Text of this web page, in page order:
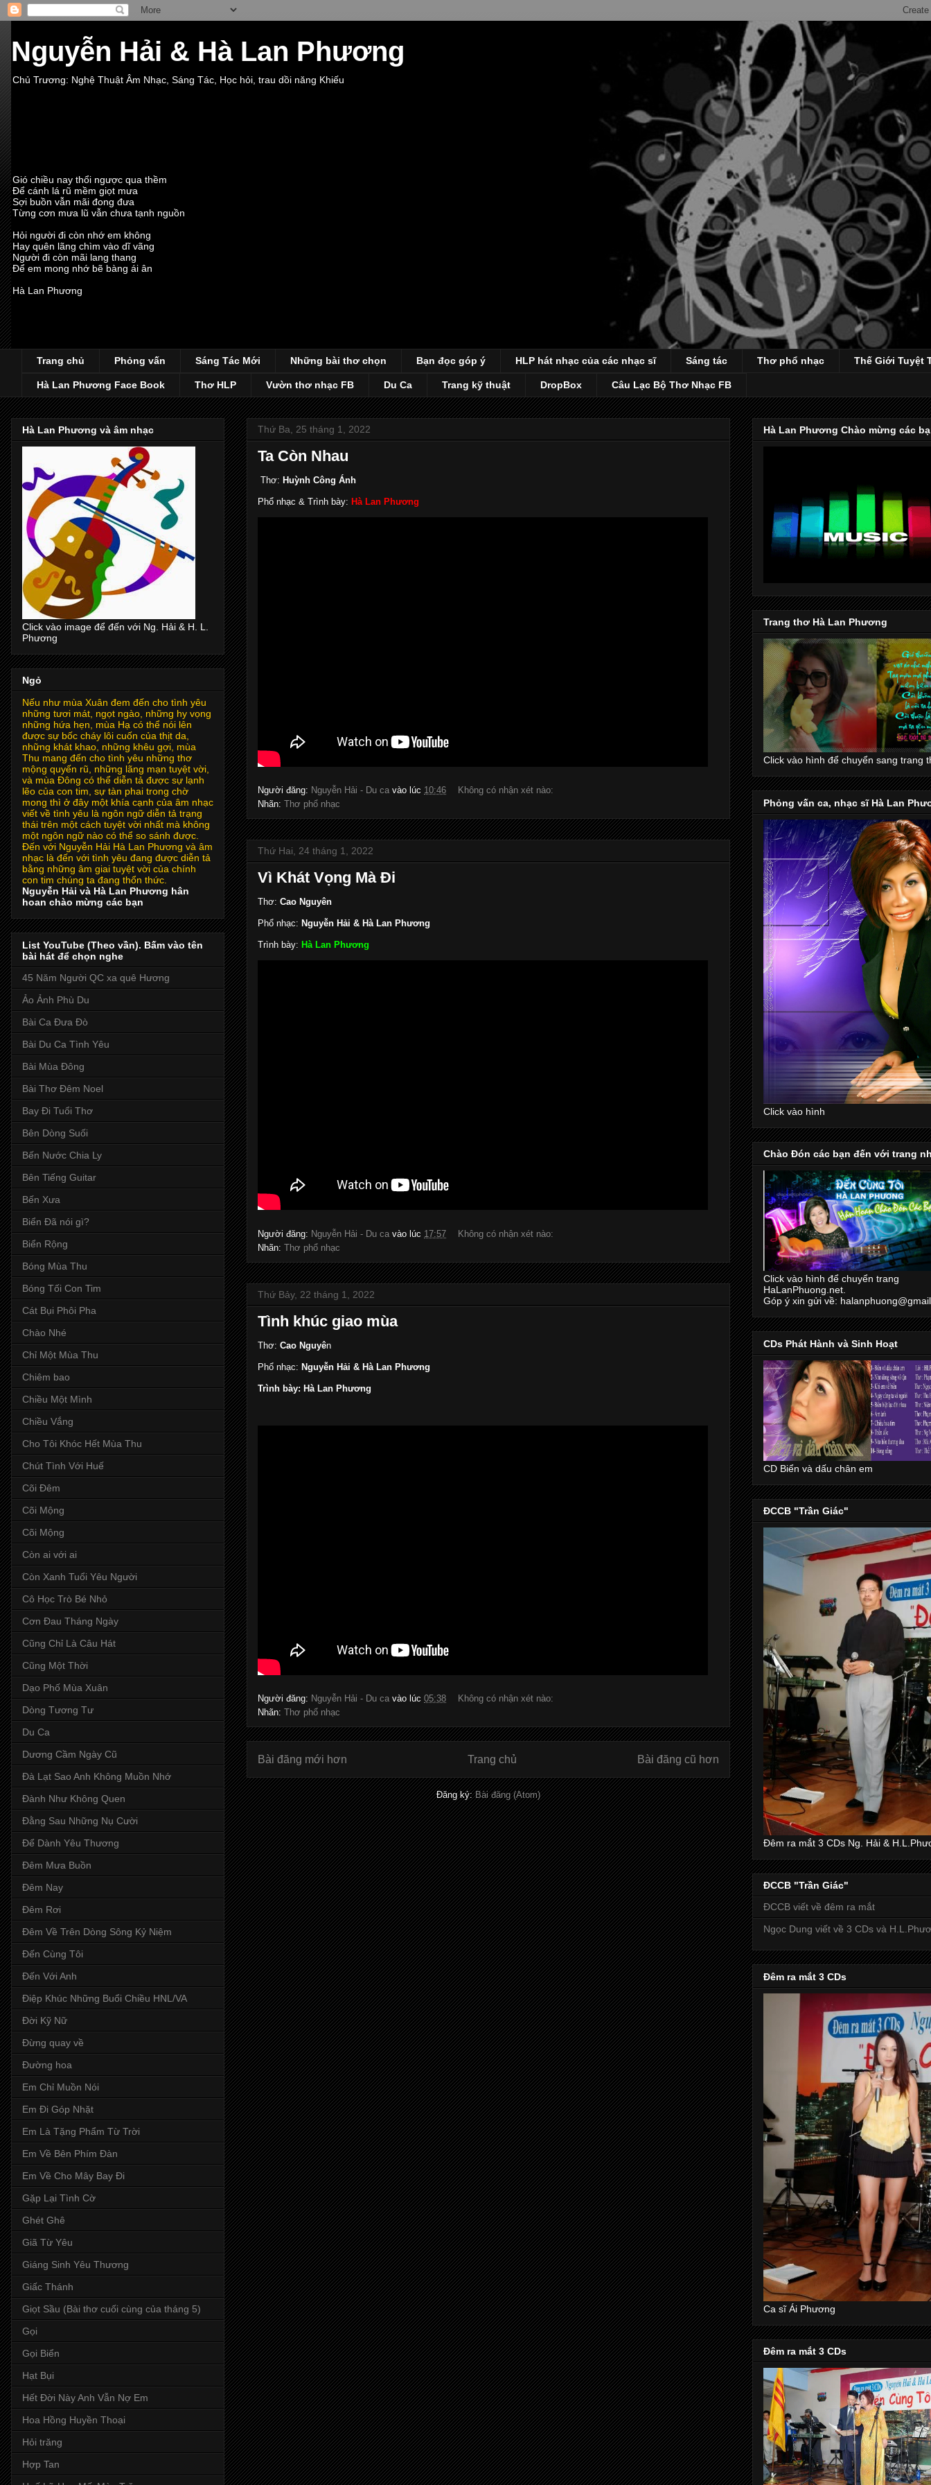
Nguyễn Hải & Hà Lan Phương
Chủ Trương: Nghệ Thuật Âm Nhạc, Sáng Tác, Học hỏi, trau dồi năng Khiếu
Gió chiều nay thổi ngược qua thềm
Để cánh lá rũ mềm giọt mưa
Sợi buồn vẫn mãi đong đưa
Từng cơn mưa lũ vẫn chưa tạnh nguồn
Hỏi người đi còn nhớ em không
Hay quên lãng chìm vào dĩ vãng
Người đi còn mãi lang thang
Để em mong nhớ bẽ bàng ái ân
Hà Lan Phương
Trang chủ Phỏng vấn Sáng Tác Mới Những bài thơ chọn Bạn đọc góp ý HLP hát nhạc của các nhạc sĩ Sáng tác Thơ phổ nhạc Thế Giới Tuyệt
Hà Lan Phương Face Book Thơ HLP Vườn thơ nhạc FB Du Ca Trang kỹ thuật DropBox Câu Lạc Bộ Thơ Nhạc FB
Thứ Ba, 25 tháng 1, 2022
Ta Còn Nhau
Thơ: Huỳnh Công Ánh
Phổ nhạc & Trình bày: Hà Lan Phương
Người đăng: Nguyễn Hải - Du ca vào lúc 10:46
Không có nhận xét nào:
Nhãn: Thơ phổ nhạc
Thứ Hai, 24 tháng 1, 2022
Vì Khát Vọng Mà Đi
Thơ: Cao Nguyên
Phổ nhạc: Nguyễn Hải & Hà Lan Phương
Trình bày: Hà Lan Phương
Người đăng: Nguyễn Hải - Du ca vào lúc 17:57
Không có nhận xét nào:
Nhãn: Thơ phổ nhạc
Thứ Bảy, 22 tháng 1, 2022
Tình khúc giao mùa
Thơ: Cao Nguyên
Phổ nhạc: Nguyễn Hải & Hà Lan Phương
Trình bày: Hà Lan Phương
Người đăng: Nguyễn Hải - Du ca vào lúc 05:38
Không có nhận xét nào:
Nhãn: Thơ phổ nhạc
Bài đăng mới hơn Bài đăng cũ hơn
Trang chủ
Đăng ký:Bài đăng (Atom)
Hà Lan Phương và âm nhạc
Click vào image để đến với Ng. Hải & H. L.
Phương
Ngỏ
Nếu như mùa Xuân đem đến cho tình yêu
những tươi mát, ngọt ngào, những hy vọng
những hứa hẹn, mùa Hạ có thể nói lên
được sự bốc cháy lôi cuốn của thịt da,
những khát khao, những khêu gợi, mùa
Thu mang đến cho tình yêu những thơ
mộng quyến rũ, những lãng mạn tuyệt vời,
và mùa Đông có thể diễn tả được sự lạnh
lẽo của con tim, sự tàn phai trong chờ
mong thì ở đây một khía cạnh của âm nhạc
viết về tình yêu là ngôn ngữ diễn tả trạng
thái trên một cách tuyệt vời nhất mà không
một ngôn ngữ nào có thể so sánh được.
Đến với Nguyễn Hải Hà Lan Phương và âm
nhạc là đến với tình yêu đang được diễn tả
bằng những âm giai tuyệt vời của chính
con tim chúng ta đang thổn thức.
Nguyễn Hải và Hà Lan Phương hân
hoan chào mừng các bạn
List YouTube (Theo vần). Bấm vào tên
bài hát để chọn nghe
45 Năm Người QC xa quê Hương
Ảo Ảnh Phù Du
Bài Ca Đưa Đò
Bài Du Ca Tình Yêu
Bài Mùa Đông
Bài Thơ Đêm Noel
Bay Đi Tuổi Thơ
Bên Dòng Suối
Bến Nước Chia Ly
Bên Tiếng Guitar
Bến Xưa
Biển Đã nói gì?
Biển Rộng
Bóng Mùa Thu
Bóng Tối Con Tim
Cát Bụi Phôi Pha
Chào Nhé
Chỉ Một Mùa Thu
Chiêm bao
Chiều Một Mình
Chiều Vắng
Cho Tôi Khóc Hết Mùa Thu
Chút Tình Với Huế
Cõi Đêm
Cõi Mộng
Cõi Mộng
Còn ai với ai
Còn Xanh Tuổi Yêu Người
Cô Học Trò Bé Nhỏ
Cơn Đau Tháng Ngày
Cũng Chỉ Là Câu Hát
Cũng Một Thời
Dạo Phố Mùa Xuân
Dòng Tương Tư
Du Ca
Dương Cầm Ngày Cũ
Đà Lạt Sao Anh Không Muồn Nhớ
Đành Như Không Quen
Đằng Sau Những Nụ Cười
Để Dành Yêu Thương
Đêm Mưa Buồn
Đêm Nay
Đêm Rơi
Đêm Về Trên Dòng Sông Kỷ Niệm
Đến Cùng Tôi
Đến Với Anh
Điệp Khúc Những Buổi Chiều HNL/VA
Đời Kỹ Nữ
Đừng quay về
Đường hoa
Em Chỉ Muồn Nói
Em Đi Góp Nhặt
Em Là Tặng Phẩm Từ Trời
Em Về Bên Phím Đàn
Em Về Cho Mây Bay Đi
Gặp Lại Tình Cờ
Ghét Ghê
Giã Từ Yêu
Giáng Sinh Yêu Thương
Giấc Thánh
Giọt Sầu (Bài thơ cuối cùng của tháng 5)
Gọi
Gọi Biển
Hạt Bụi
Hết Đời Này Anh Vẫn Nợ Em
Hoa Hồng Huyền Thoại
Hỏi trăng
Hợp Tan
Hà Lan Phương Chào mừng các
Trang thơ Hà Lan Phương
Click vào hình để chuyển sang trang
Phỏng vấn ca, nhạc sĩ Hà Lan
Click vào hình
Chào Đón các bạn đến với trang
Click vào hình để chuyển trang
HaLanPhuong.net.
Góp ý xin gửi về:
CDs Phát Hành và Sinh Hoạt
CD Biển và dấu chân em
ĐCCB "Trần Giác"
Đêm ra mắt 3 CDs Ng. Hải &
ĐCCB "Trần Giác"
ĐCCB viết về đêm ra mắt
Ngọc Dung viết về 3 CDs và
Đêm ra mắt 3 CDs
Ca sĩ Ái Phương
Đêm ra mắt 3 CDs